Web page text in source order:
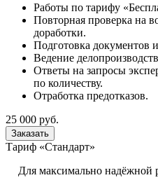
Работы по тарифу
Повторная проверка на
доработки.
Подготовка документов
Ведение
Ответы на запросы
по количеству.
Отработка предотказов.
25 000 руб.
Заказать
Тариф «Стандарт»
Для максимально надёжной